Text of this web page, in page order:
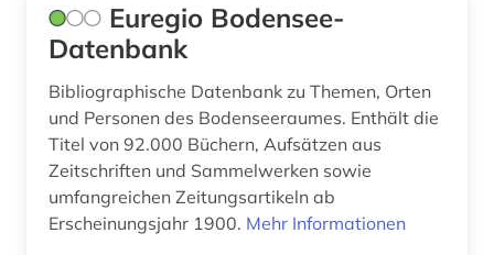
quelle (5)
raumdaten (1)
raumordnung (1)
raumplanung (1)
Euregio Bodensee-
Datenbank
Bibliographische Datenbank zu Themen, Orten
und Personen des Bodenseeraumes. Enthält die
Titel von 92.000 Büchern, Aufsätzen aus
Zeitschriften und Sammelwerken sowie
umfangreichen Zeitungsartikeln ab
Erscheinungsjahr 1900. Mehr Informationen